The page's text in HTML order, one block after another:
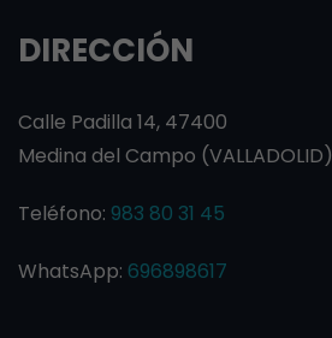
DIRECCIÓN
Calle Padilla 14, 47400
Medina del Campo (VALLADOLID)
Teléfono: 983 80 31 45
WhatsApp: 696898617